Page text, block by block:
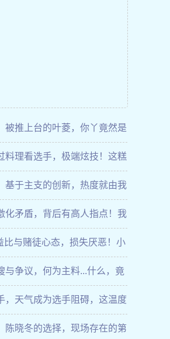
被推上台的叶菱，你丫竟然是
料理看选手，极端炫技！这糕
基于主支的创新，热度就由我
化矛盾，背后有高人指点！我
比与赌徒心态，损失厌恶！小
与争议，何为主料...什么，竟
，天气成为选手阻碍，这温度
陈晓冬的选择，现场存在的第